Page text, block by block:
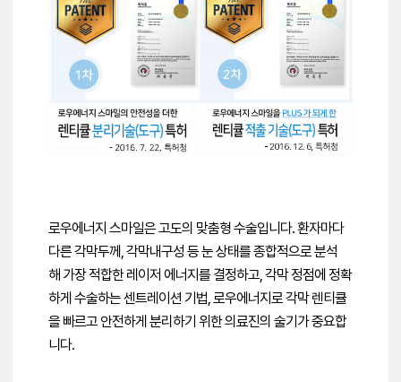
로우에너지 스마일은 고도의 맞춤형 수술입니다.환자마다
다른 각막두께, 각막내구성 등눈 상태를 종합적으로 분석
해 가장 적합한 레이저 에너지를 결정하고, 각막 정점에 정확
하게 수술하는 센트레이션 기법, 로우에너지로 각막 렌티큘
을 빠르고 안전하게 분리하기 위한의료진의 술기가 중요합
니다.